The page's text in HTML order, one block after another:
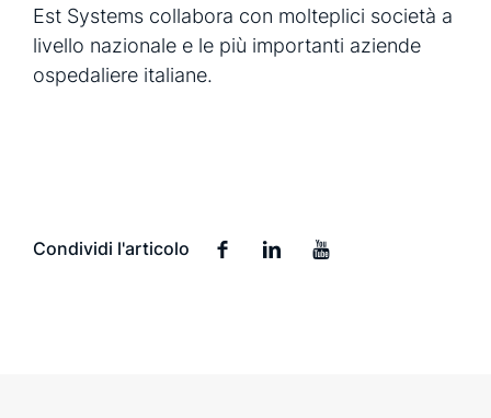
Est Systems collabora con molteplici società a
livello nazionale e le più importanti aziende
ospedaliere italiane.
Condividi l'articolo